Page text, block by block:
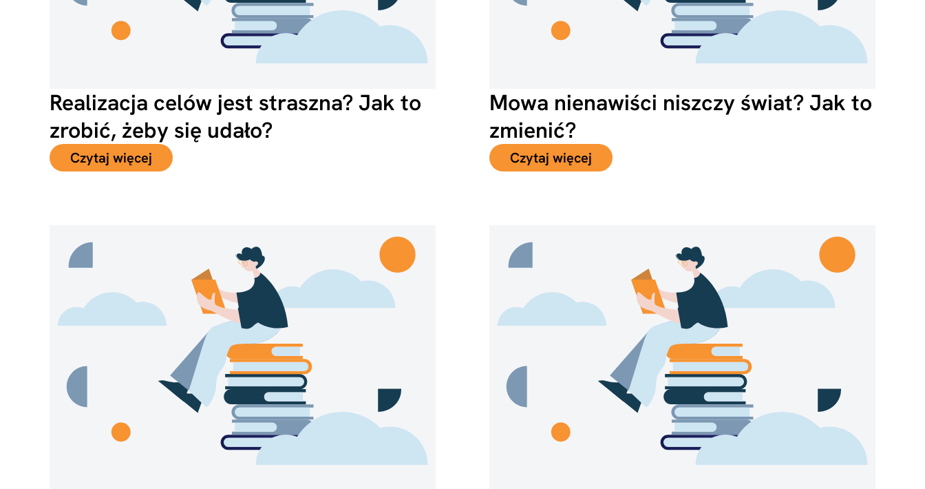
Realizacja celów jest straszna? Jak to
zrobić, żeby się udało?
Czytaj więcej
Mowa nienawiści niszczy świat? Jak to
zmienić?
Czytaj więcej